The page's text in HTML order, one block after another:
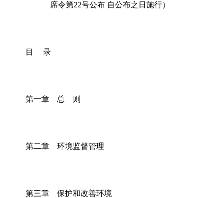
席令第22号公布 自公布之日施行）
目 录
第一章 总 则
第二章 环境监督管理
第三章 保护和改善环境